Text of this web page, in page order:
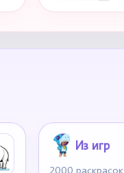
Из игр
2000 раскрасок